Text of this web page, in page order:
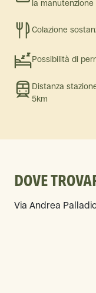
la manutenzione
Colazione
Possibilità di
Distanza
5km
DOVE
Via Andrea